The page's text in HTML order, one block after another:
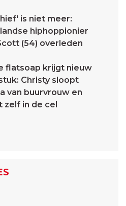
is niet meer:
hiphoppionier
(54) overleden
flatsoap krijgt nieuw
Christy sloopt
van buurvrouw en
zelf in de cel